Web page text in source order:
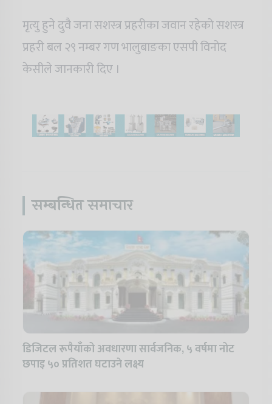
मृत्यु हुने दुवै जना सशस्त्र प्रहरीका जवान रहेको सशस्त्र
प्रहरी बल २९ नम्बर गण भालुबाङका एसपी विनोद
केसीले जानकारी दिए ।
सम्बन्धित समाचार
डिजिटल रूपैयाँको अवधारणा सार्वजनिक, ५ वर्षमा नोट
छपाइ ५० प्रतिशत घटाउने लक्ष्य